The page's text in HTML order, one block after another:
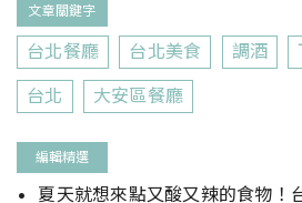
文章關鍵字
台北餐廳 台北美食 調酒
台北
大安區餐廳
編輯精選
夏天就想來點又酸又辣的食物！